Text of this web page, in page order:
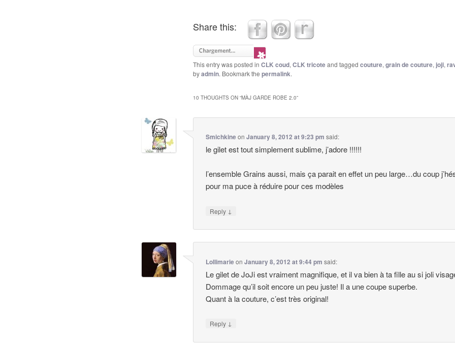
Share this:
This entry was posted in CLK coud, CLK tricoteand tagged couture, grain de couture, joji,
byadmin. Bookmark the permalink.
10 THOUGHTS ON “MÀJ GARDE ROBE 2.0”
SmichkineonJanuary 8, 2012 at 9:23 pm said:
le gilet est tout simplement sublime, j’adore !!!!!!
l’ensemble Grains aussi, mais ça parait en effet un peu large…du coup
pour ma puce à réduire pour ces modèles
Reply ↓
LollimarieonJanuary 8, 2012 at 9:44 pm said:
Le gilet de JoJi est vraiment magnifique, et il va bien à ta fille au si joli
Dommage qu’il soit encore un peu juste! Il a une coupe superbe.
Quant à la couture, c’est très original!
Reply ↓